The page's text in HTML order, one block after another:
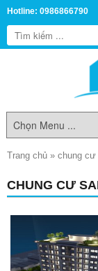
Hotline: 0986866790
Trang chủ » chung cư
CHUNG CƯ